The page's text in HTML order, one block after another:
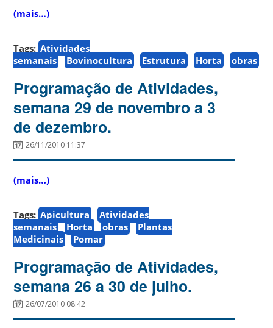
(mais…)
Tags: Atividades
semanais
Bovinocultura Estrutura Horta obras
Programação de Atividades,
semana 29 de novembro a 3
de dezembro.
26/11/2010 11:37
(mais…)
Tags: Apicultura
Atividades
semanais
Horta obras
Plantas
Medicinais
Pomar
Programação de Atividades,
semana 26 a 30 de julho.
26/07/2010 08:42